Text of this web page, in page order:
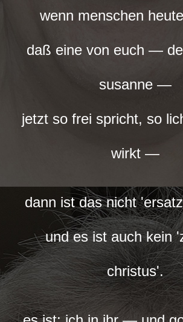
wenn menschen
daß eine von euch —
susanne —
jetzt so frei spricht, so
wirkt —
dann ist das nicht
und es ist auch kein
christus'.